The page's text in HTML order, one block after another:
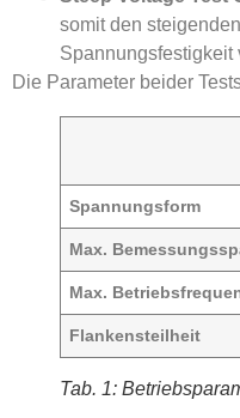
somit den
Spannungsfestigkeit
Die Parameter beider
Spannungsform
Max.
Max.
Flankensteilheit
Tab. 1: